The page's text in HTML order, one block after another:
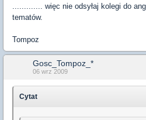
............. więc nie odsyłaj kolegi do
tematów.
Tompoz
Gosc_Tompoz_*
06 wrz 2009
Cytat